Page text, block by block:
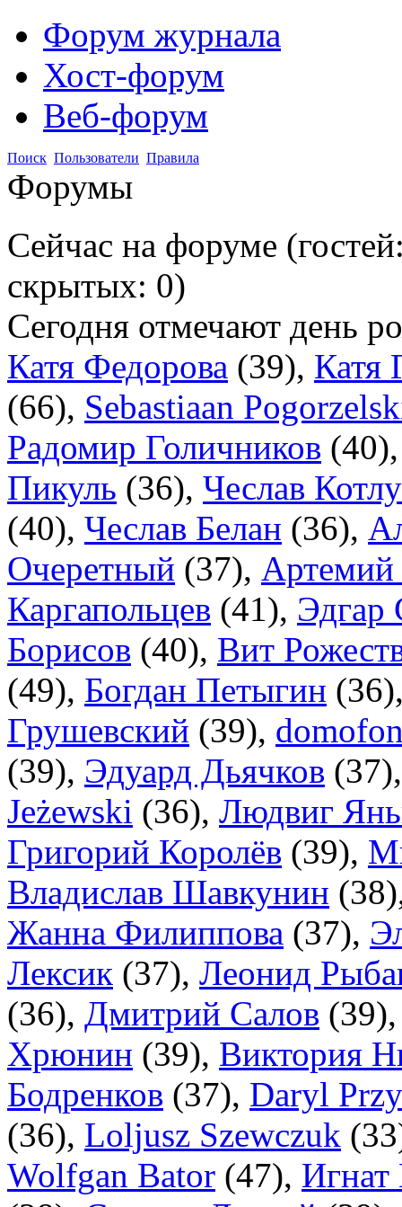
Форум журнала
Хост-форум
Веб-форум
Поиск Пользователи Правила
Форумы
Сейчас на форуме
скрытых: 0)
Сегодня отмечают день
Катя Федорова (39), Катя
(66), Sebastiaan
Радомир Голичников (40
Пикуль (36), Чеслав
(40), Чеслав Белан (36),
Очеретный (37), Артемий
Каргапольцев (41), Эдгар
Борисов (40), Вит
(49), Богдан Петыгин (36
Грушевский (39),
(39), Эдуард Дьячков (37
Jeżewski (36), Людвиг
Григорий Королёв (39),
Владислав Шавкунин (38
Жанна Филиппова (37),
Лексик (37), Леонид
(36), Дмитрий Салов (39
Хрюнин (39), Виктория
Бодренков (37), Daryl
(36), Loljusz Szewczuk (33
Wolfgan Bator (47), Игнат